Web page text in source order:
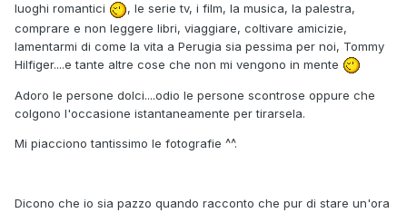
luoghi romantici
, le serie tv, i film, la musica, la palestra,
comprare e non leggere libri, viaggiare, coltivare amicizie,
lamentarmi di come la vita a Perugia sia pessima per noi, Tommy
Hilfiger....e tante altre cose che non mi vengono in mente
Adoro le persone dolci....odio le persone scontrose oppure che
colgono l'occasione istantaneamente per tirarsela.
Mi piacciono tantissimo le fotografie ^^.
Dicono che io sia pazzo quando racconto che pur di stare un'ora